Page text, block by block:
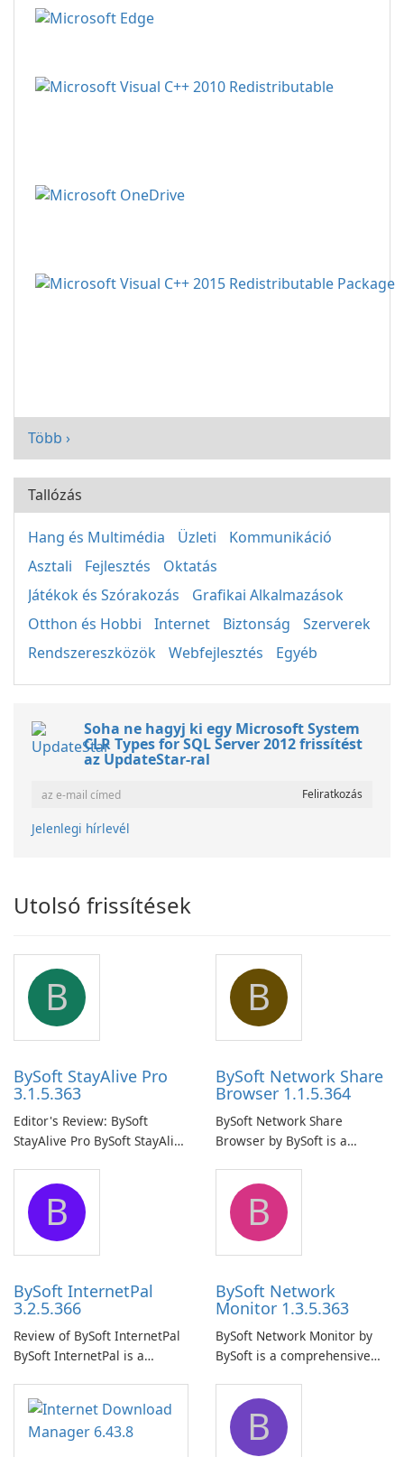
Több ›
Tallózás
Hang és Multimédia Üzleti
Kommunikáció
Asztali
Fejlesztés
Oktatás
Játékok és Szórakozás
Grafikai Alkalmazások
Otthon és Hobbi
Internet Biztonság
Szerverek
Rendszereszközök
Webfejlesztés Egyéb
Soha ne hagyj ki egy Microsoft System
CLR Types for SQL Server 2012 frissítést
az UpdateStar-ral
Jelenlegi hírlevél
Utolsó frissítések
B
BySoft StayAlive Pro
3.1.5.363
Editor's Review: BySoft
StayAlive Pro BySoft StayAlive
application designed to
ensure the continuous and
uninterrupted operation of
your computer system.
B
BySoft Network Share
Browser 1.1.5.364
BySoft Network Share
Browser by BySoft is a
application that allows users
to easily browse and manage
shared folders on their
network.
B
BySoft InternetPal
3.2.5.366
Review of BySoft InternetPal
BySoft InternetPal is a
application designed to
monitor your internet
connection and provide real-
B
BySoft Network
Monitor 1.3.5.363
BySoft Network Monitor by
BySoft is a comprehensive
designed to help businesses
effectively manage their
network infrastructure.
B